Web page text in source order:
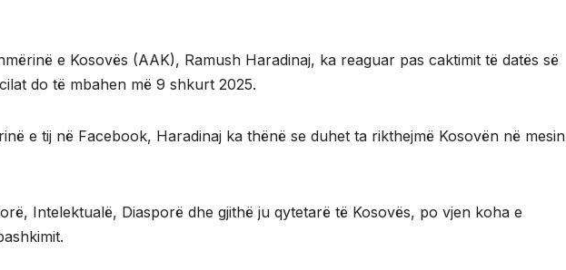
e Kosovës (AAK), Ramush Haradinaj, ka reaguar pas caktimit të datës së
do të mbahen më 9 shkurt 2025.
e tij në Facebook, Haradinaj ka thënë se duhet ta rikthejmë Kosovën në mesin
Intelektualë, Diasporë dhe gjithë ju qytetarë të Kosovës, po vjen koha e